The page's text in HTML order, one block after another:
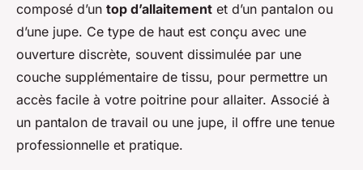
composé d’un top d’allaitement et d’un pantalon ou
d’une jupe. Ce type de haut est conçu avec une
ouverture discrète, souvent dissimulée par une
couche supplémentaire de tissu, pour permettre un
accès facile à votre poitrine pour allaiter. Associé à
un pantalon de travail ou une jupe, il offre une tenue
professionnelle et pratique.